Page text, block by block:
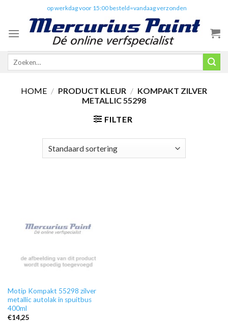
content
op werkdag voor 15:00 besteld=vandaag verzonden
Zoeken
HOME / PRODUCT KLEUR / KOMPAKT ZILVER
METALLIC 55298
FILTER
Motip Kompakt 55298 zilver
metallic autolak in spuitbus
400ml
€14,25